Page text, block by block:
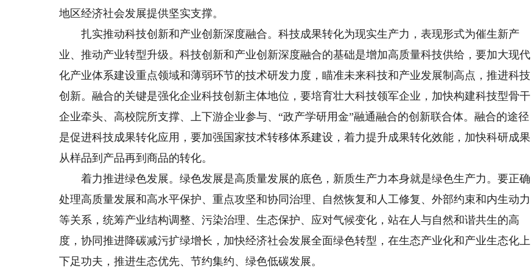
地区经济社会发展提供坚实支撑。
扎实推动科技创新和产业创新深度融合。科技成果转化为现实生产力，表现形式为催生新产
业、推动产业转型升级。科技创新和产业创新深度融合的基础是增加高质量科技供给，要加大现代
化产业体系建设重点领域和薄弱环节的技术研发力度，瞄准未来科技和产业发展制高点，推进科技
创新。融合的关键是强化企业科技创新主体地位，要培育壮大科技领军企业，加快构建科技型骨干
企业牵头、高校院所支撑、上下游企业参与、“政产学研用金”融通融合的创新联合体。融合的途径
是促进科技成果转化应用，要加强国家技术转移体系建设，着力提升成果转化效能，加快科研成果
从样品到产品再到商品的转化。
着力推进绿色发展。绿色发展是高质量发展的底色，新质生产力本身就是绿色生产力。要正确
处理高质量发展和高水平保护、重点攻坚和协同治理、自然恢复和人工修复、外部约束和内生动力
等关系，统筹产业结构调整、污染治理、生态保护、应对气候变化，站在人与自然和谐共生的高
度，协同推进降碳减污扩绿增长，加快经济社会发展全面绿色转型，在生态产业化和产业生态化上
下足功夫，推进生态优先、节约集约、绿色低碳发展。